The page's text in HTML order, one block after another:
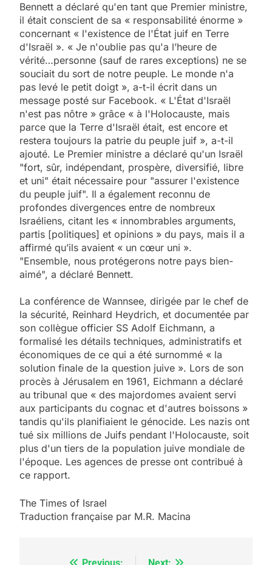
Bennett a déclaré qu'en tant que Premier ministre,
il était conscient de sa « responsabilité énorme »
concernant « l'existence de l'État juif en Terre
d'Israël ». « Je n'oublie pas qu'a l’heure de
vérité…personne (sauf de rares exceptions) ne se
souciait du sort de notre peuple. Le monde n'a
pas levé le petit doigt », a-t-il écrit dans un
message posté sur Facebook. « L'État d'Israël
n'est pas nôtre » grâce « à l'Holocauste, mais
parce que la Terre d'Israël était, est encore et
restera toujours la patrie du peuple juif », a-t-il
ajouté. Le Premier ministre a déclaré qu'un Israël
"fort, sûr, indépendant, prospère, diversifié, libre
et uni" était nécessaire pour "assurer l'existence
du peuple juif". Il a également reconnu de
profondes divergences entre de nombreux
Israéliens, citant les « innombrables arguments,
partis [politiques] et opinions » du pays, mais il a
affirmé qu’ils avaient « un cœur uni ».
"Ensemble, nous protégerons notre pays bien-
aimé", a déclaré Bennett.
La conférence de Wannsee, dirigée par le chef de
la sécurité, Reinhard Heydrich, et documentée par
son collègue officier SS Adolf Eichmann, a
formalisé les détails techniques, administratifs et
économiques de ce qui a été surnommé « la
solution finale de la question juive ». Lors de son
procès à Jérusalem en 1961, Eichmann a déclaré
au tribunal que « des majordomes avaient servi
aux participants du cognac et d'autres boissons »
tandis qu'ils planifiaient le génocide. Les nazis ont
tué six millions de Juifs pendant l'Holocauste, soit
plus d'un tiers de la population juive mondiale de
l'époque. Les agences de presse ont contribué à
ce rapport.
The Times of Israel
Traduction française par M.R. Macina
meurtrière selon le
rapport d’ADL contre
FRANCE ISRAÉL